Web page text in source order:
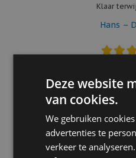
Klaar
Hans –
Mijn auto’s eerder in
garages, maar De Beer is
werkplaatstarief is
Deze website
van cookies.
We gebruiken
advertenties te
verkeer te